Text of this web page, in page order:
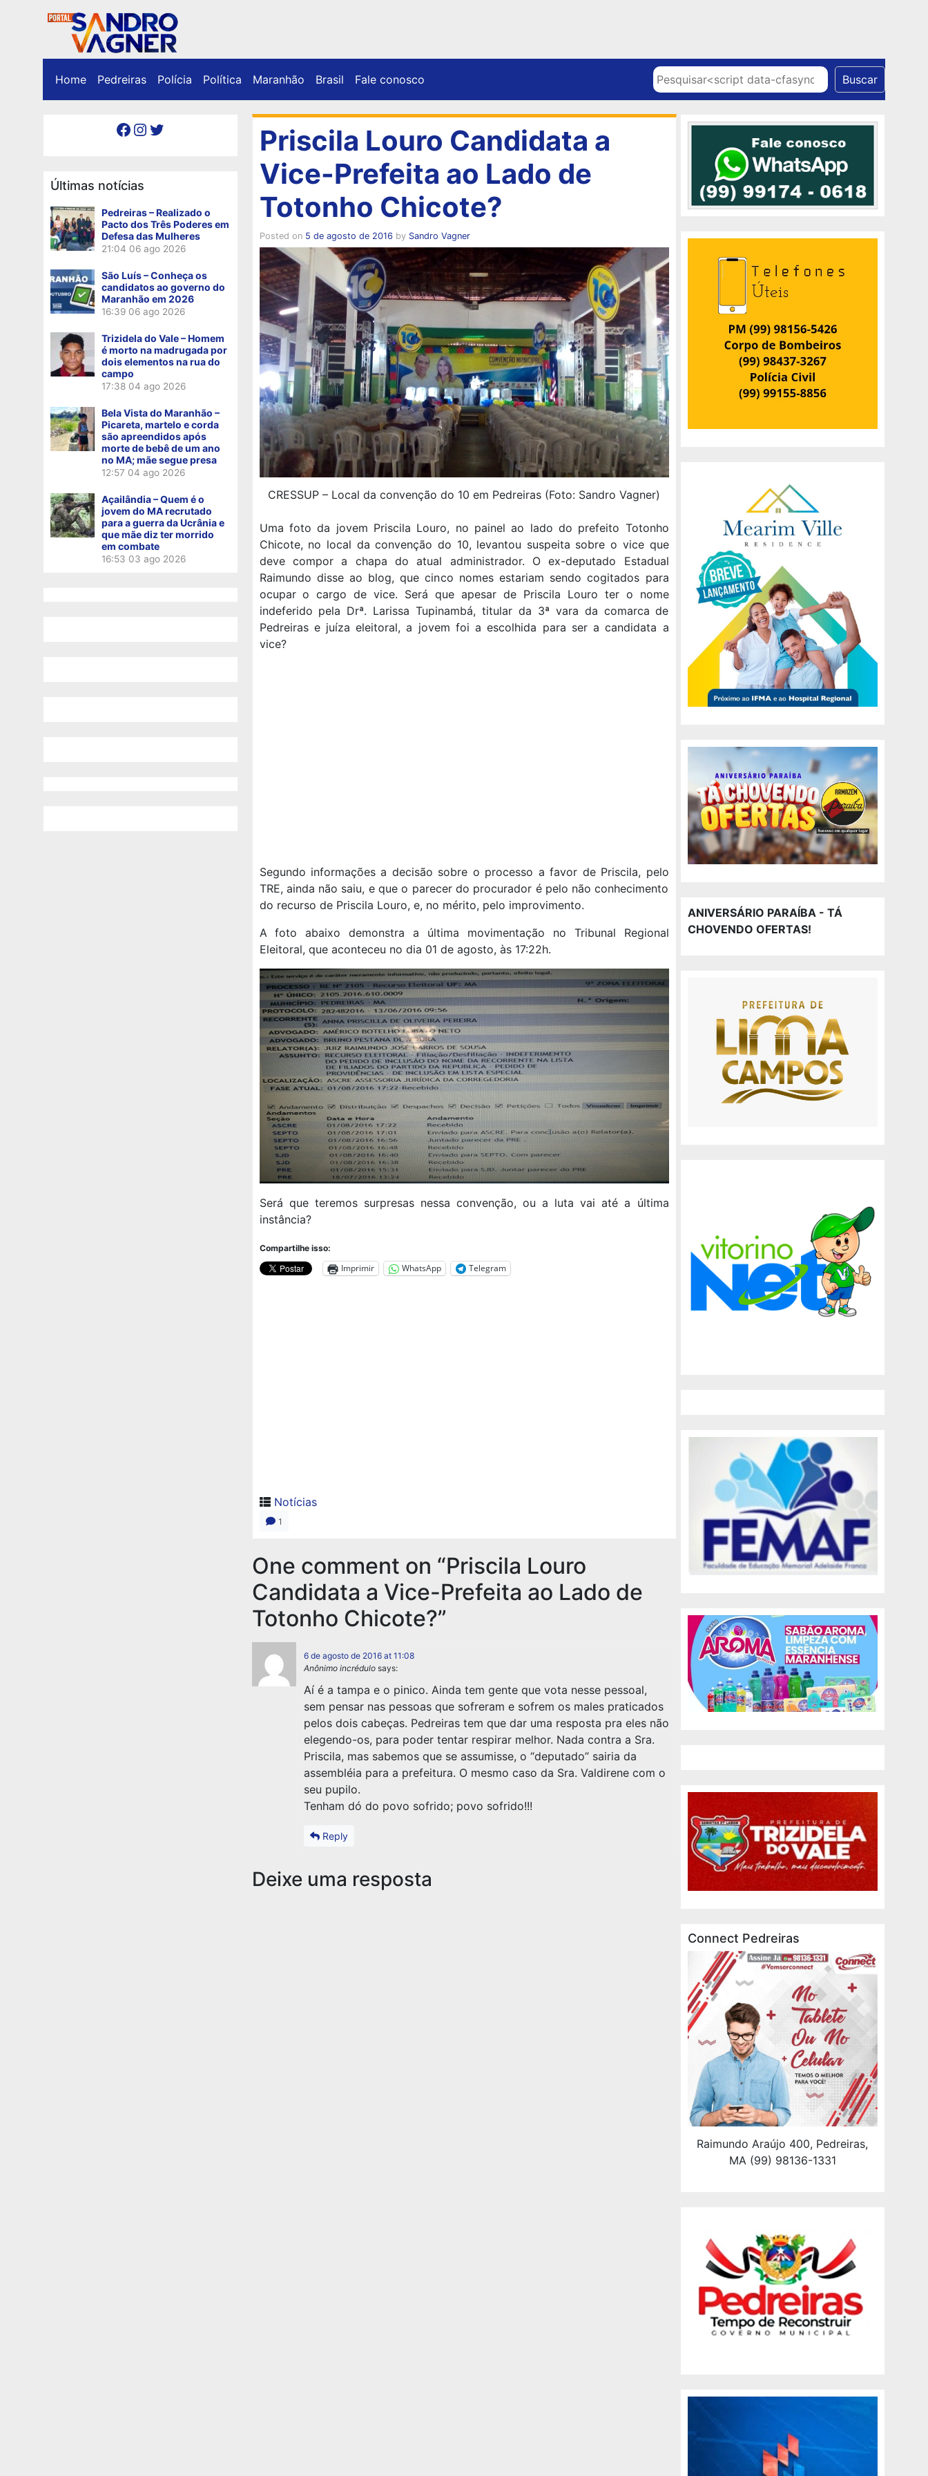
Home Pedreiras Polícia Política Maranhão Brasil Fale conosco Pesquisar Buscar
Facebook Instagram Twitter
Últimas notícias
Pedreiras – Realizado o
Pacto dos Três Poderes em
Defesa das Mulheres
21:04 06 ago 2026
São Luís – Conheça os
candidatos ao governo do
Maranhão em 2026
16:39 06 ago 2026
Trizidela do Vale – Homem
é morto na madrugada por
dois elementos na rua do
campo
17:38 04 ago 2026
Bela Vista do Maranhão –
Picareta, martelo e corda
são apreendidos após
morte de bebê de um ano
no MA; mãe segue presa
12:57 04 ago 2026
Açailândia – Quem é o
jovem do MA recrutado
para a guerra da Ucrânia e
que mãe diz ter morrido
em combate
16:53 03 ago 2026
Priscila Louro Candidata a
Vice-Prefeita ao Lado de
Totonho Chicote?
Posted on 5 de agosto de 2016 by Sandro Vagner
CRESSUP – Local da convenção do 10 em Pedreiras (Foto: Sandro Vagner)
Uma foto da jovem Priscila Louro, no painel ao lado do prefeito Totonho
Chicote, no local da convenção do 10, levantou suspeita sobre o vice que
deve compor a chapa do atual administrador. O ex-deputado Estadual
Raimundo disse ao blog, que cinco nomes estariam sendo cogitados para
ocupar o cargo de vice. Será que apesar de Priscila Louro ter o nome
indeferido pela Drª. Larissa Tupinambá, titular da 3ª vara da comarca de
Pedreiras e juíza eleitoral, a jovem foi a escolhida para ser a candidata a
vice?
Segundo informações a decisão sobre o processo a favor de Priscila, pelo
TRE, ainda não saiu, e que o parecer do procurador é pelo não conhecimento
do recurso de Priscila Louro, e, no mérito, pelo improvimento.
A foto abaixo demonstra a última movimentação no Tribunal Regional
Eleitoral, que aconteceu no dia 01 de agosto, às 17:22h.
Será que teremos surpresas nessa convenção, ou a luta vai até a última
instância?
Compartilhe isso:
Imprimir WhatsApp Telegram
Notícias
1
One comment on “Priscila Louro
Candidata a Vice-Prefeita ao Lado de
Totonho Chicote?”
6 de agosto de 2016 at 11:08
Anônimo incrédulo says:
Aí é a tampa e o pinico. Ainda tem gente que vota nesse pessoal,
sem pensar nas pessoas que sofreram e sofrem os males praticados
pelos dois cabeças. Pedreiras tem que dar uma resposta pra eles não
elegendo-os, para poder tentar respirar melhor. Nada contra a Sra.
Priscila, mas sabemos que se assumisse, o “deputado” sairia da
assembléia para a prefeitura. O mesmo caso da Sra. Valdirene com o
seu pupilo.
Tenham dó do povo sofrido; povo sofrido!!!
Reply
Deixe uma resposta
ANIVERSÁRIO PARAÍBA - TÁ
CHOVENDO OFERTAS!
Connect Pedreiras
Raimundo Araújo 400, Pedreiras,
MA (99) 98136-1331